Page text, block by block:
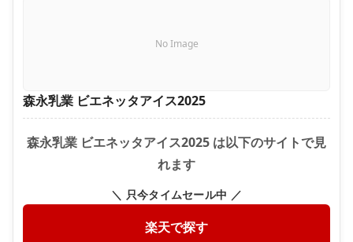
No Image
森永乳業 ビエネッタアイス2025
森永乳業 ビエネッタアイス2025 は以下のサイトで見
れます
＼ 只今タイムセール中 ／
楽天で探す